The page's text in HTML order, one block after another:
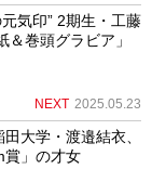
気印” 2期生・工藤
巻頭グラビア」
NEXT 2025.05.23
大学・渡邉結衣、
賞」の才女